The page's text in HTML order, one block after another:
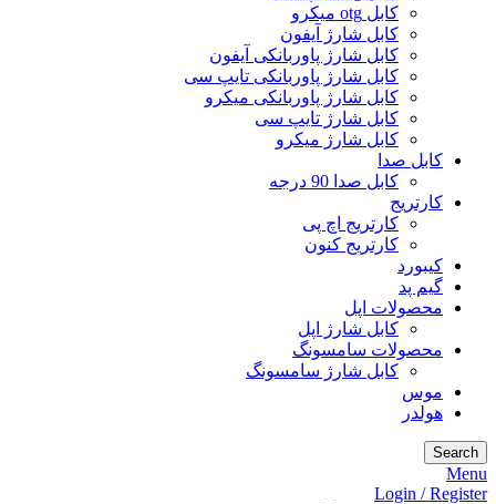
کابل otg میکرو
کابل شارژ آیفون
کابل شارژ پاوربانکی آیفون
کابل شارژ پاوربانکی تایپ سی
کابل شارژ پاوربانکی میکرو
کابل شارژ تایپ سی
کابل شارژ میکرو
کابل صدا
کابل صدا 90 درجه
کارتریج
کارتریج اچ پی
کارتریج کنون
کیبورد
گیم پد
محصولات اپل
کابل شارژ اپل
محصولات سامسونگ
کابل شارژ سامسونگ
موس
هولدر
Search
Menu
Login / Register